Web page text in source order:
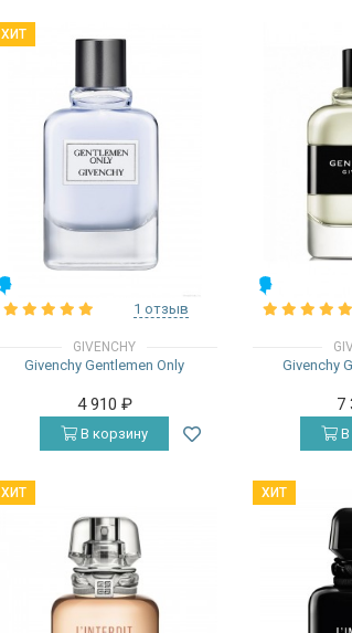
ХИТ
1 отзыв
GIVENCHY
Givenchy Gentlemen Only
4 910 ₽
В корзину
Givenchy
7
В
ХИТ ХИТ